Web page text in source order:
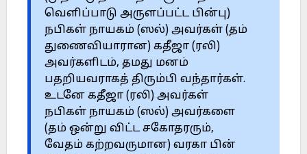
வெளிப்பாடு அருளப்பட்ட பின்பு)
நபிகள் நாயகம் (ஸல்) அவர்கள் (தம்
துணைவியாரான) கதீஜா (ரலி)
அவர்களிடம், தமது மனம்
பதறியவராகத் திரும்பி வந்தார்கள்.
உடனே கதீஜா (ரலி) அவர்கள்
நபிகள் நாயகம் (ஸல்) அவர்களை
(தம் ஒன்று விட்ட சகோதரரும்,
வேதம் கற்றவருமான) வரகா பின்